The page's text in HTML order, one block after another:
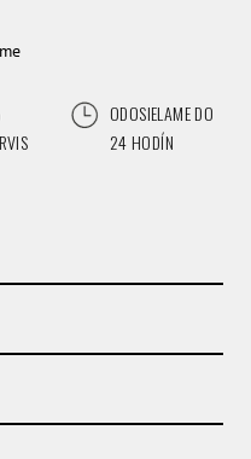
ODOSIELAME DO
24 HODÍN